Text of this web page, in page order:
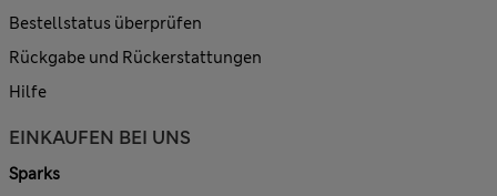
Bestellstatus überprüfen
Rückgabe und Rückerstattungen
Hilfe
EINKAUFEN BEI UNS
Sparks